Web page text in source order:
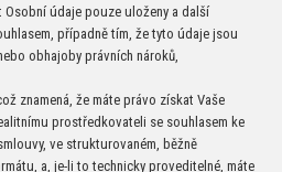
údaje pouze uloženy a další
případně tím, že tyto údaje jsou
obhajoby právních nároků,
znamená, že máte právo získat Vaše
prostředkovateli se souhlasem ke
ve strukturovaném, běžně
a, je-li to technicky proveditelné, máte